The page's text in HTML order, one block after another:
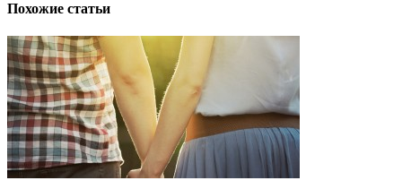
Похожие статьи